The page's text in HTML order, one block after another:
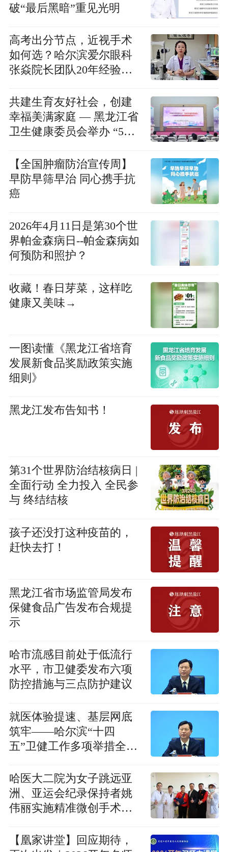
破“最后黑暗”重见光明
高考出分节点，近视手术
如何选？哈尔滨爱尔眼科
张焱院长团队20年经验为
共建生育友好社会，创建
幸福美满家庭 — 黑龙江省
卫生健康委员会举办 “5・
【全国肿瘤防治宣传周】
早防早筛早治 同心携手抗
癌
2026年4月11日是第30个世
界帕金森病日--帕金森病如
何预防和照护？
收藏！春日芽菜，这样吃
健康又美味→
一图读懂《黑龙江省培育
发展新食品奖励政策实施
细则》
黑龙江发布告知书！
第31个世界防治结核病日 |
全面行动 全力投入 全民参
与 终结结核
孩子还没打这种疫苗的，
赶快去打！
黑龙江省市场监管局发布
保健食品广告发布合规提
示
哈市流感目前处于低流行
水平，市卫健委发布六项
防控措施与三点防护建议
就医体验提速、基层网底
筑牢——哈尔滨“十四
五”卫健工作多项举措全国
哈医大二院为女子跳远亚
洲、亚运会纪录保持者姚
伟丽实施精准微创手术护
【凰家讲堂】回应期待，